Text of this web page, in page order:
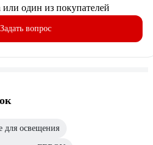
или один из покупателей
Задать вопрос
для освещения